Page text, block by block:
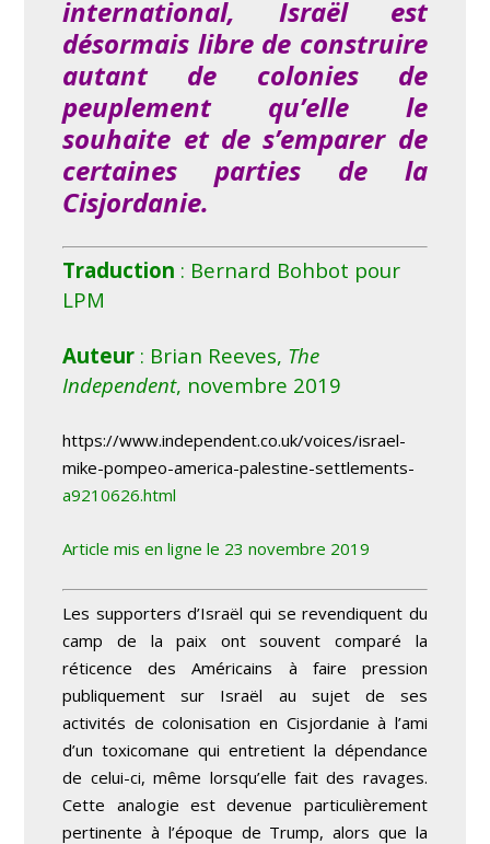
international, Israël est
désormais libre de construire
autant de colonies de
peuplement qu’elle le
souhaite et de s’emparer de
certaines parties de la
Cisjordanie.
Traduction : Bernard Bohbot pour
LPM
Auteur : Brian Reeves, The
Independent, novembre 2019
https://www.independent.co.uk/voices/israel-
mike-pompeo-america-palestine-settlements-
a9210626.html
Article mis en ligne le 23 novembre 2019
Les supporters d’Israël qui se revendiquent du
camp de la paix ont souvent comparé la
réticence des Américains à faire pression
publiquement sur Israël au sujet de ses
activités de colonisation en Cisjordanie à l’ami
d’un toxicomane qui entretient la dépendance
de celui-ci, même lorsqu’elle fait des ravages.
Cette analogie est devenue particulièrement
pertinente à l’époque de Trump, alors que la